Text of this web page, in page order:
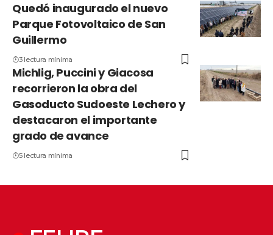
Quedó inaugurado el nuevo
Parque Fotovoltaico de San
Guillermo
3 lectura mínima
Michlig, Puccini y Giacosa
recorrieron la obra del
Gasoducto Sudoeste Lechero y
destacaron el importante
grado de avance
5 lectura mínima